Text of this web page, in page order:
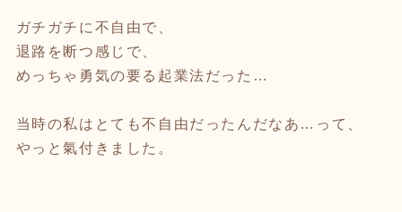
ガチガチに不自由で、
退路を断つ感じで、
めっちゃ勇気の要る起業法だった…
当時の私はとても不自由だったんだなあ…って、
やっと氣付きました。